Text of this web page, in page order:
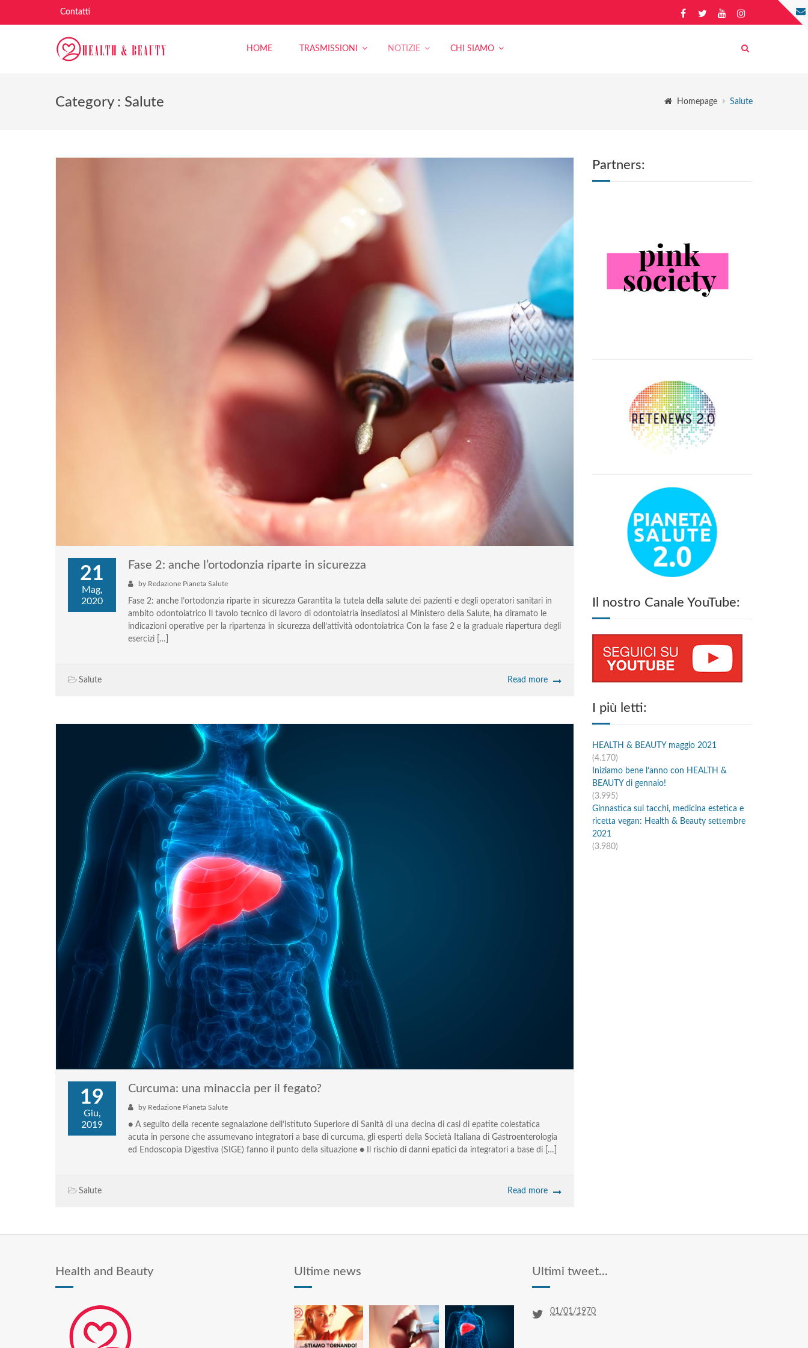
Contatti
HOME TRASMISSIONI NOTIZIE CHI SIAMO
Category : Salute Homepage Salute
21
Mag,
2020
Fase 2: anche l’ortodonzia riparte in sicurezza
by Redazione Pianeta Salute
Fase 2: anche l’ortodonzia riparte in sicurezza Garantita la tutela della salute dei pazienti e degli operatori sanitari in
ambito odontoiatrico Il tavolo tecnico di lavoro di odontoiatria insediatosi al Ministero della Salute, ha diramato le
indicazioni operative per la ripartenza in sicurezza dell’attività odontoiatrica Con la fase 2 e la graduale riapertura degli
esercizi […]
Salute Read more
19
Giu,
2019
Curcuma: una minaccia per il fegato?
by Redazione Pianeta Salute
● A seguito della recente segnalazione dell’Istituto Superiore di Sanità di una decina di casi di epatite colestatica
acuta in persone che assumevano integratori a base di curcuma, gli esperti della Società Italiana di Gastroenterologia
ed Endoscopia Digestiva (SIGE) fanno il punto della situazione ● Il rischio di danni epatici da integratori a base di […]
Salute Read more
Partners:
Il nostro Canale YouTube:
I più letti:
HEALTH & BEAUTY maggio 2021
(4.170)
Iniziamo bene l’anno con HEALTH &
BEAUTY di gennaio!
(3.995)
Ginnastica sui tacchi, medicina estetica e
ricetta vegan: Health & Beauty settembre
2021
(3.980)
Health and Beauty Ultime news Ultimi tweet...
01/01/1970